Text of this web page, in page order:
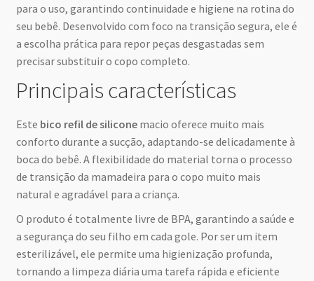
para o uso, garantindo continuidade e higiene na rotina do
seu bebê. Desenvolvido com foco na transição segura, ele é
a escolha prática para repor peças desgastadas sem
precisar substituir o copo completo.
Principais características
Este bico refil de siliconemacio oferece muito mais
conforto durante a sucção, adaptando-se delicadamente à
boca do bebê. A flexibilidade do material torna o processo
de transição da mamadeira para o copo muito mais
natural e agradável para a criança.
O produto é totalmente livre de BPA, garantindo a saúde e
a segurança do seu filho em cada gole. Por ser um item
esterilizável, ele permite uma higienização profunda,
tornando a limpeza diária uma tarefa rápida e eficiente